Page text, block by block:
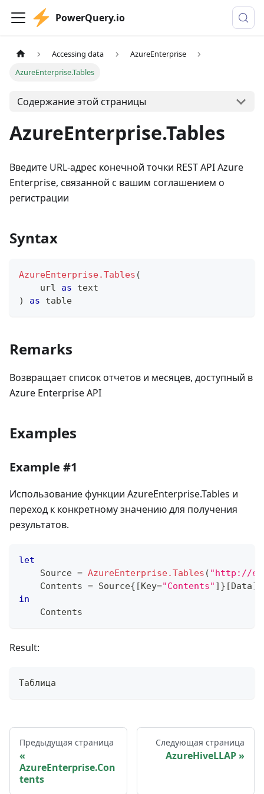
PowerQuery.io
Accessing data
AzureEnterprise
AzureEnterprise.Tables
Содержание этой страницы
AzureEnterprise.Tables
Введите URL-адрес конечной точки REST API Azure
Enterprise, связанной с вашим соглашением о
регистрации
Syntax
AzureEnterprise.Tables (
    url
as
text
)
as table
Remarks
Возвращает список отчетов и месяцев, доступный в
Azure Enterprise API
Examples
Example #1
Использование функции AzureEnterprise.Tables и
переход к конкретному значению для получения
результатов.
let
    Source
= AzureEnterprise.Tables ( "http://
    Contents
= Source{ [Key="Contents" ] } [Data]
in
    Contents
Result:
Таблица
Предыдущая страница
AzureEnterprise.Con
tents
Следующая страница
AzureHiveLLAP